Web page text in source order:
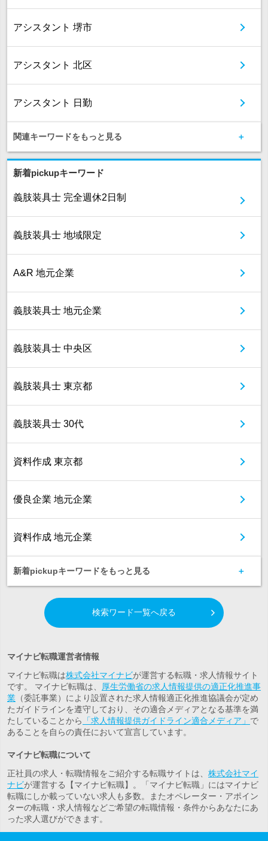
アシスタント 堺市
アシスタント 北区
アシスタント 日勤
関連キーワードをもっと見る
新着pickupキーワード
義肢装具士 完全週休2日制
義肢装具士 地域限定
A&R 地元企業
義肢装具士 地元企業
義肢装具士 中央区
義肢装具士 東京都
義肢装具士 30代
資料作成 東京都
優良企業 地元企業
資料作成 地元企業
新着pickupキーワードをもっと見る
検索ワード一覧へ戻る
マイナビ転職運営者情報
マイナビ転職は株式会社マイナビが運営する転職・求人情報サイト
です。 マイナビ転職は、
厚生労働省の求人情報提供の適正化推進事
業 （委託事業）により設置された求人情報適正化推進協議会が定め
たガイドラインを遵守しており、その適合メディアとなる基準を満
たしていることから
「求人情報提供ガイドライン適合メディア」 で
あることを自らの責任において宣言しています。
マイナビ転職について
正社員の求人・転職情報をご紹介する転職サイトは、 株式会社マイ
ナビが運営する【マイナビ転職】。「マイナビ転職」にはマイナビ
転職にしか載っていない求人も多数。またオペレーター・アポイン
ターの転職・求人情報などご希望の転職情報・条件からあなたにあ
った求人選びができます。